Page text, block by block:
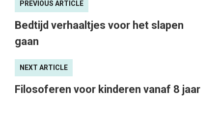
PREVIOUS ARTICLE
Bedtijd verhaaltjes voor het slapen
gaan
NEXT ARTICLE
Filosoferen voor kinderen vanaf 8 jaar